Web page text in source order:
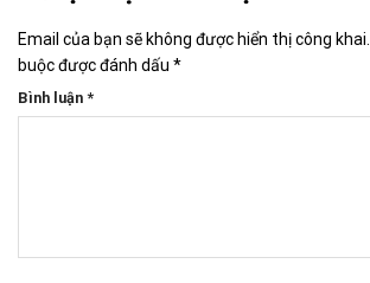
Email của bạn sẽ không được hiển thị công khai.
buộc được đánh dấu *
Bình luận *